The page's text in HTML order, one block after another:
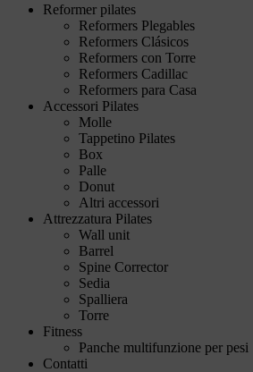
Reformer pilates
Reformers Plegables
Reformers Clásicos
Reformers con Torre
Reformers Cadillac
Reformers para Casa
Accessori Pilates
Molle
Tappetino Pilates
Box
Palle
Donut
Altri accessori
Attrezzatura Pilates
Wall unit
Barrel
Spine Corrector
Sedia
Spalliera
Torre
Fitness
Panche multifunzione per pesi
Contatti